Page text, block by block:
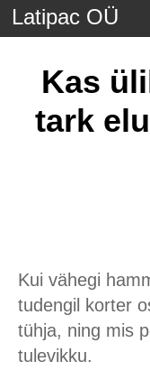
Latipac OÜ
Kas
tark
Kui vähegi
tudengil korter
tühja, ning mis
tulevikku.